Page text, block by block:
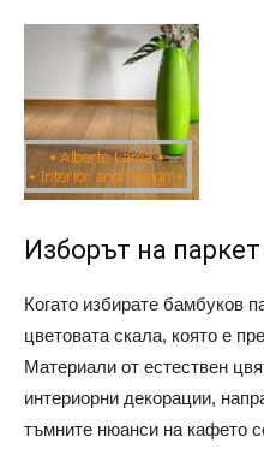
Изборът на
Когато избирате бамбуков
цветовата скала, която е
Материали от естествен
интериорни декорации,
тъмните нюанси на кафето